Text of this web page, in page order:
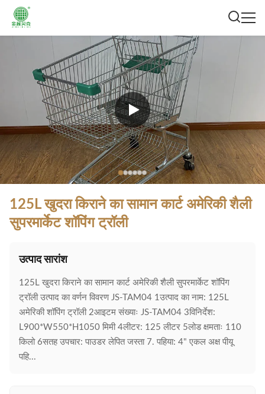
125L खुदरा किराने का सामान कार्ट अमेरिकी शैली
सुपरमार्केट शॉपिंग ट्रॉली
उत्पाद सारांश
125L खुदरा किराने का सामान कार्ट अमेरिकी शैली सुपरमार्केट शॉपिंग
ट्रॉली उत्पाद का वर्णन विवरण JS-TAM04 1उत्पाद का नाम: 125L
अमेरिकी शॉपिंग ट्रॉली 2आइटम संख्याः JS-TAM04 3विनिर्देश:
L900*W550*H1050 मिमी 4लीटर: 125 लीटर 5लोड क्षमताः 110
किलो 6सतह उपचार: पाउडर लेपित जस्ता 7. पहिया: 4" एकल अक्ष पीयू
पहि...